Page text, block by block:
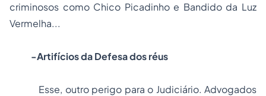
criminosos como Chico Picadinho e Bandido da Luz
Vermelha...
-Artifícios da Defesa dos réus
Esse, outro perigo para o Judiciário. Advogados